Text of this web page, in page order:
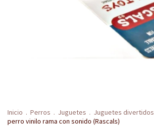
Inicio . Perros . Juguetes . Juguetes divertidos
perro vinilo rama con sonido (Rascals)